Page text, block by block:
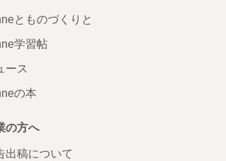
とものづくりと
学習帖
ース
の本
の方へ
出稿について